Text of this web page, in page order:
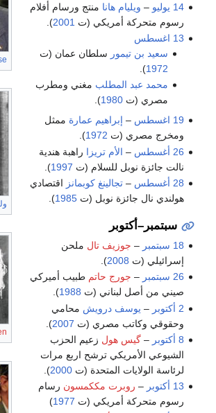
‏14 يوليو
– ويليام هانا منتج ورسام أفلام
رسوم متحركة أمريكي (ت 2001
).
13 اغسطس
سعيد بن تيمور سلطان عمان (ت
1972
).
محمد عبد المطلب مغني ومطرب
مصري (ت 1980
).
19 اغسطس
– إبراهيم عمارة ممثل
ومخرج مصري (ت 1972
).
26 أغسطس
– الأم تريزا راهبة هندية
نالت جائزة نوبل للسلام (ت 1997
).
28 أغسطس
–تجالينغ كوبمانز اقتصادي
هولندي نال جائزة نوبل (ت1985
).
سبتمبر–أكتوبر
18 سبتمبر – جوزيف تال ملحن
إسرائيلي (ت 2008
).
26 سبتمبر
– جورج حاتم طبيب أميركي
صيني من أصل لبناني (ت 1988
).
2 أكتوبر
– يوسف درويش محامي
وحقوقي وكاتب مصري (ت 2007
).
8 أكتوبر
–گيس هول زعيم الحزب
الشيوعي الأمريكي ترشح اربع مرات
لرئاسة الولايات المتحدة (ت2000
).
13 أكتوبر
– روبرت مككمسون رسام
رسوم متحركة أمريكي (ت 1977
)